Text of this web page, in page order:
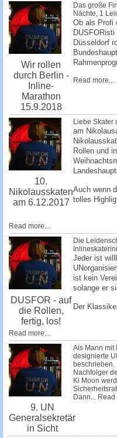
Wir rollen
durch Berlin -
Inline-
Marathon
15.9.2018
Das große
Nächte, 1
Ob als Profi
Düsseldorf
Read more...
10.
Nikolausskaten
am 6.12.2017
Liebe Skater
am
Rollen und
Auch wenn
tolles
Read more...
DUSFOR - auf
die Rollen,
fertig, los!
Die
Jeder ist
ist kein
solange er
Der
Read more...
9. UN
Generalsekretär
in Sicht
Als Mann mit
designierte
beschrieben.
Nachfolger
Ki Moon
Dann... Read